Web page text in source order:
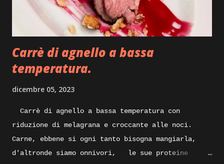
un po’ di bollito con del tacchino, quindi pentola
con acqua carne di tacchino e un pizzico di sale
grosso, portiamo tutto sul forn...
Carrè di agnello a bassa
temperatura.
dicembre 05, 2023
Carrè di agnello a bassa temperatura con
riduzione di melagrana e croccante alle noci.
Carne, ebbene si ogni tanto bisogna mangiarla,
d'altronde siamo onnivori, le sue proteine